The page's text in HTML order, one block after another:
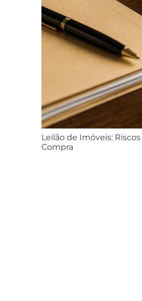
Leilão de Imóveis:
Compra